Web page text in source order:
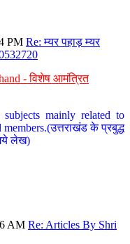
PM Re: म्यर पहाड़ म्यर
- विशेष आमंत्रित
mainly related to
के प्रबुद्ध
लेख)
AM Re: Articles By Shri